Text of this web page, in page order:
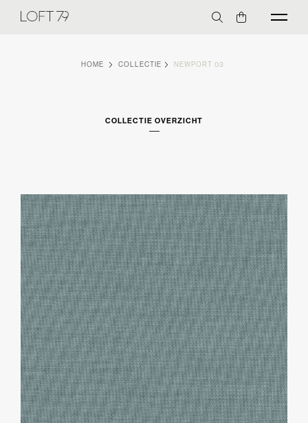
HOME COLLECTIE NEWPORT 03
COLLECTIE OVERZICHT